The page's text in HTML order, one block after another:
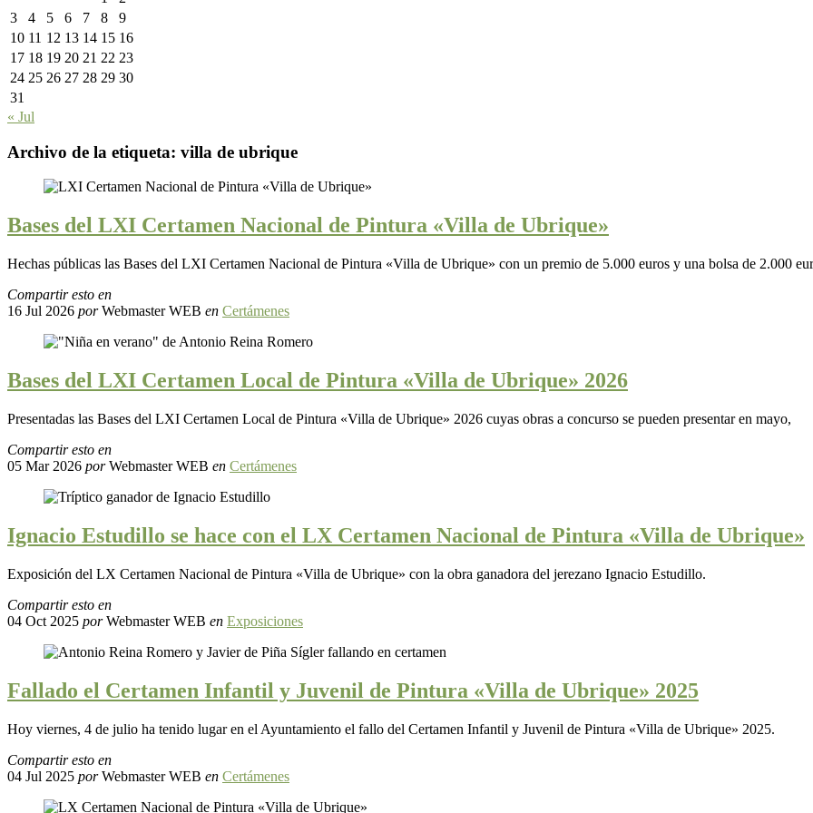
3
4 5 6 7 8
9
10 11 12 13 14 15 16
17 18 19 20 21 22 23
24 25 26 27 28 29 30
31
« Jul
Archivo de la etiqueta: villa de ubrique
Bases del LXI Certamen Nacional de Pintura «Villa de Ubrique»
Hechas públicas las Bases del LXI Certamen Nacional de Pintura «Villa de Ubrique» con un premio de 5.000 euros y una bolsa de 2.000
Compartir esto en
16 Jul 2026 porWebmaster WEB en Certámenes
Bases del LXI Certamen Local de Pintura «Villa de Ubrique» 2026
Presentadas las Bases del LXI Certamen Local de Pintura «Villa de Ubrique» 2026 cuyas obras a concurso se pueden presentar en mayo,
Compartir esto en
05 Mar 2026 porWebmaster WEB en Certámenes
Ignacio Estudillo se hace con el LX Certamen Nacional de Pintura «Villa de Ubrique»
Exposición del LX Certamen Nacional de Pintura «Villa de Ubrique» con la obra ganadora del jerezano Ignacio Estudillo.
Compartir esto en
04 Oct 2025 porWebmaster WEB en Exposiciones
Fallado el Certamen Infantil y Juvenil de Pintura «Villa de Ubrique» 2025
Hoy viernes, 4 de julio ha tenido lugar en el Ayuntamiento el fallo del Certamen Infantil y Juvenil de Pintura «Villa de Ubrique» 2025.
Compartir esto en
04 Jul 2025 porWebmaster WEB en Certámenes